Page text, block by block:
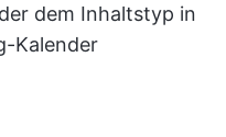
dem Inhaltstyp in
Kalender